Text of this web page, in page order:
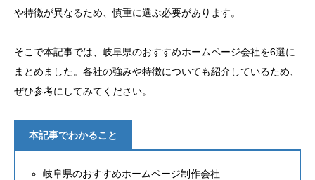
や特徴が異なるため、慎重に選ぶ必要があります。
そこで本記事では、岐阜県のおすすめホームページ会社を6選に
まとめました。各社の強みや特徴についても紹介しているため、
ぜひ参考にしてみてください。
本記事でわかること
岐阜県のおすすめホームページ制作会社